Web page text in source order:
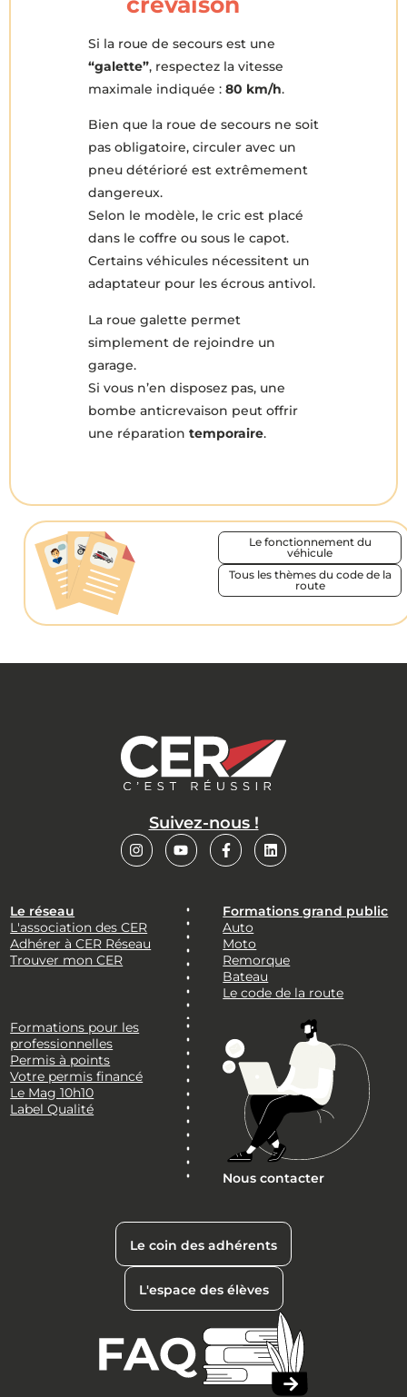
Si la roue de secours est une
“galette”, respectez la vitesse
maximale indiquée : 80 km/h.
Bien que la roue de secours ne soit
pas obligatoire, circuler avec un
pneu détérioré est extrêmement
dangereux.
Selon le modèle, le cric est placé
dans le coffre ou sous le capot.
Certains véhicules nécessitent un
adaptateur pour les écrous antivol.
La roue galette permet
simplement de rejoindre un
garage.
Si vous n’en disposez pas, une
bombe anticrevaison peut offrir
une réparation temporaire.
Le fonctionnement du
véhicule
Tous les thèmes du code de la
route
Suivez-nous !
Le réseau
L'association des CER
Adhérer à CER Réseau
Trouver mon CER
Formations grand public
Auto
Moto
Remorque
Bateau
Le code de la route
Formations pour les
professionnelles
Permis à points
Votre permis financé
Le Mag 10h10
Label Qualité
Nous contacter
Le coin des adhérents
L'espace des élèves